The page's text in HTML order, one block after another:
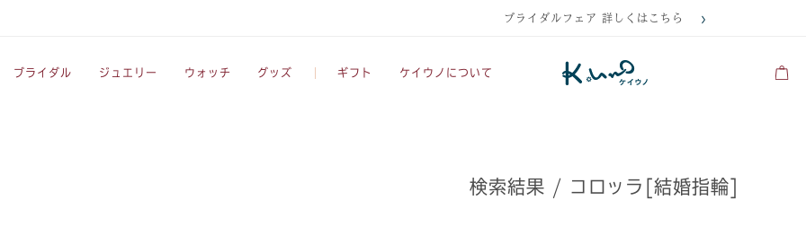
ブライダルフェア 詳しくはこちら
ブライダル ジュエリー ウォッチ グッズ ギフト ケイウノについて
検索結果 / コロッラ[結婚指輪]